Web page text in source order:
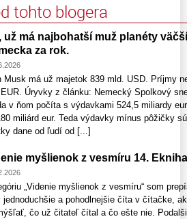
tohto blogera
už má najbohatší muž planéty
za rok.
Musk má už majetok 839 mld. USD. Príjmy
Úryvky z článku: Nemecký Spolkový
v ňom počíta s výdavkami 524,5 miliardy
miliárd eur. Teda výdavky mínus pôžičky
dane od ľudí od [...]
myšlienok z vesmíru 14.
„Videnie myšlienok z vesmíru“ som
jednoduchšie a pohodlnejšie číta v čítačke,
čo už čitateľ čítal a čo ešte nie.